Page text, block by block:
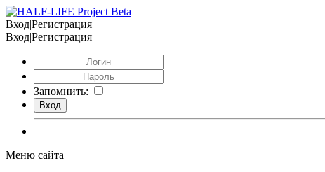
Вход|Регистрация
Вход|Регистрация
Запомнить:
Меню сайта